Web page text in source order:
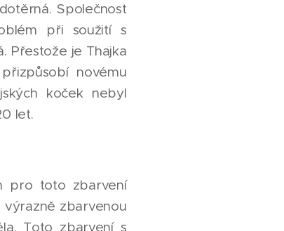
Společnost
při soužití s
Přestože je Thajka
novému
koček nebyl
let.
pro toto zbarvení
výrazně zbarvenou
Toto zbarvení s